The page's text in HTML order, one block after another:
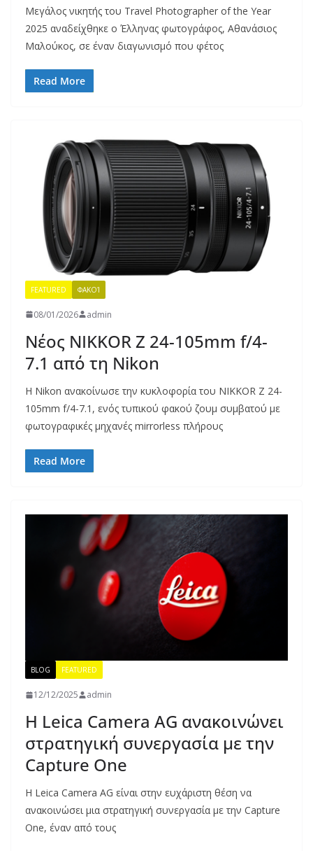
Μεγάλος νικητής του Travel Photographer of the Year
2025 αναδείχθηκε ο Έλληνας φωτογράφος, Αθανάσιος
Μαλούκος, σε έναν διαγωνισμό που φέτος
Read More
FEATURED ΦΑΚΟΊ
08/01/2026 admin
Νέος NIKKOR Z 24-105mm f/4-
7.1 από τη Nikon
Η Nikon ανακοίνωσε την κυκλοφορία του NIKKOR Z 24-
105mm f/4-7.1, ενός τυπικού φακού ζουμ συμβατού με
φωτογραφικές μηχανές mirrorless πλήρους
Read More
BLOG FEATURED
12/12/2025 admin
Η Leica Camera AG ανακοινώνει
στρατηγική συνεργασία με την
Capture One
Η Leica Camera AG είναι στην ευχάριστη θέση να
ανακοινώσει μια στρατηγική συνεργασία με την Capture
One, έναν από τους